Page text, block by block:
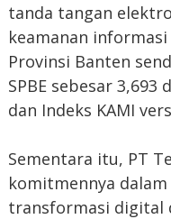
tanda tangan
keamanan
Provinsi Banten
SPBE sebesar
dan Indeks KAMI
Sementara itu, PT
komitmennya
transformasi digital